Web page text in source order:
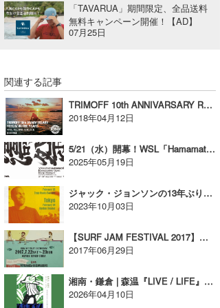
「TAVARUA」期間限定、全品送料
無料キャンペーン開催！【AD】
07月25日
関連する記事
TRIMOFF 10th ANNIVARSARY REELIN’ IN THE YEARS【AD】
2018年04月12日
5/21（水）開幕！WSL「Hamamatsu Open」【AD】
2025年05月19日
ジャック・ジョンソンの13年ぶりのツアーが決定！チケット先行発売中！【AD】
2023年10月03日
【SURF JAM FESTIVAL 2017】入場無料のビーチフェスティバルが今年も開催！＠大原海水浴場【広告】
2017年06月29日
湘南・鎌倉 | 森温『LIVE / LIFE』展覧会開催【AD】
2026年04月10日